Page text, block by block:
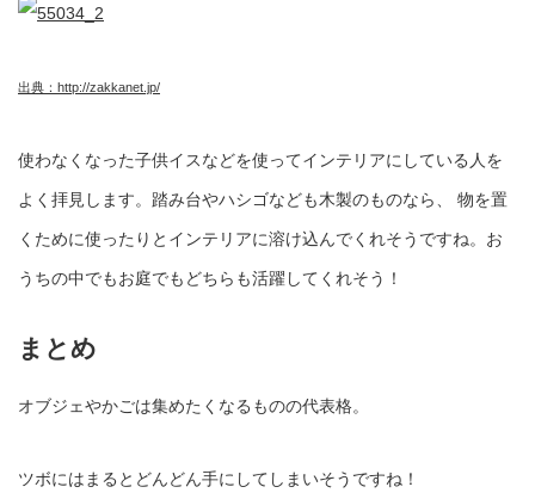
出典：http://zakkanet.jp/
使わなくなった子供イスなどを使ってインテリアにしている人を
よく拝見します。踏み台やハシゴなども木製のものなら、 物を置
くために使ったりとインテリアに溶け込んでくれそうですね。お
うちの中でもお庭でもどちらも活躍してくれそう！
まとめ
オブジェやかごは集めたくなるものの代表格。
ツボにはまるとどんどん手にしてしまいそうですね！